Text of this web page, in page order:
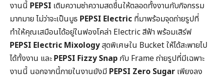
งานนี้ PEPSI เติมความซ่าความสดชื่นให้ตลอดทั้งงานกับกิจกรรม
มากมาย ไม่ว่าจะเป็นบูธ PEPSI Electric ที่มาพร้อมจุดถ่ายรูปที่
ทำให้คุณเสมือนได้อยู่ในฟองโคล่า Electric สีฟ้า พร้อมเสิร์ฟ
PEPSI Electric Mixologyสุดพิเศษใน Bucket ให้ได้สะพายไป
ได้ทั้งงาน และPEPSI Fizzy Snap กับ Frame ถ่ายรูปที่มีเฉพาะ
งานนี้ นอกจากนี้ภายในงานยังมี PEPSI Zero Sugar เพียงลง